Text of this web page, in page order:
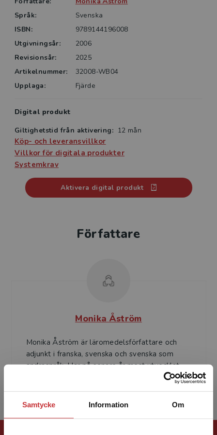
Samtycke Information Om
Språk:
Svenska
ISBN:
9789144196008
Utgivningsår:
2006
Revisionsår:
2025
Artikelnummer:
32008-WB04
Upplaga:
Fjärde
Digital produkt
Giltighetstid från aktivering: 12 mån
Köp- och leveransvillkor
Villkor för digitala produkter
Systemkrav
Aktivera digital produkt
Författare
Monika Åström
Monika Åström är läromedelsförfattare och
adjunkt i franska, svenska och svenska som
andraspråk. Har på senare år mest utvecklat